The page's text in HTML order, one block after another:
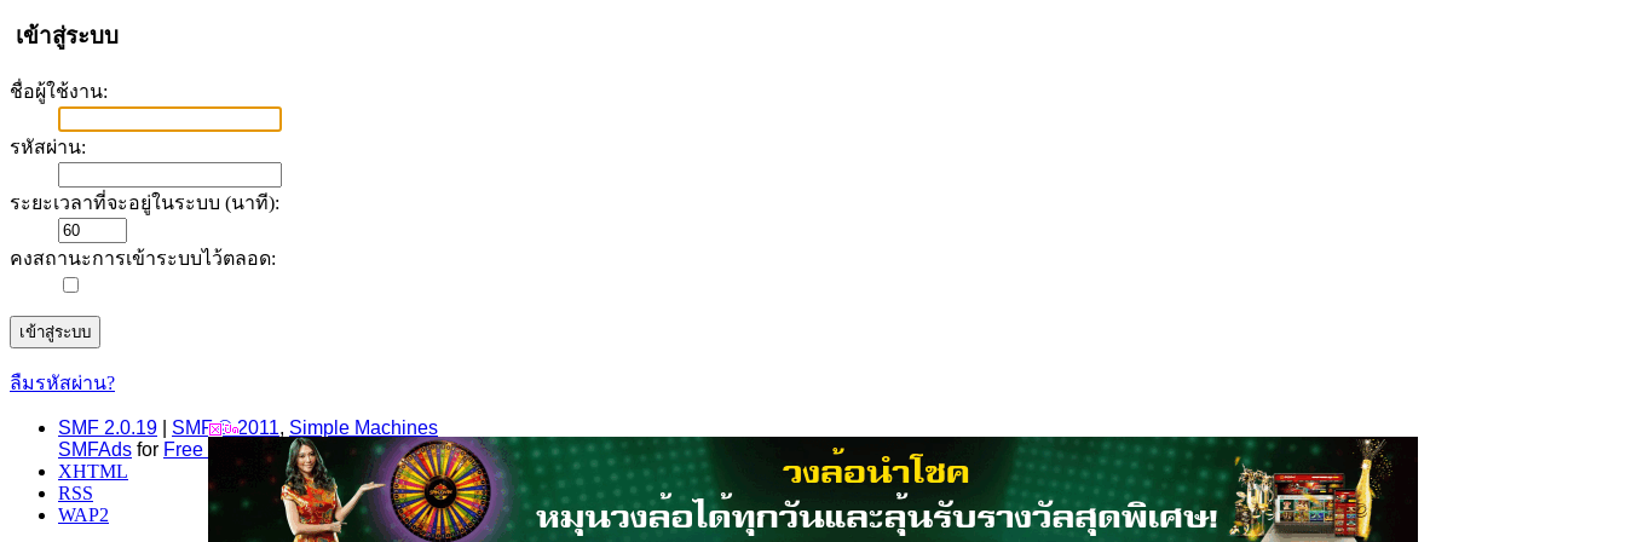
เข้าสู่ระบบ
ชื่อผู้ใช้งาน:
รหัสผ่าน:
ระยะเวลาที่จะอยู่ในระบบ (นาที):
คงสถานะการเข้าระบบไว้ตลอด:
ลืมรหัสผ่าน?
SMF 2.0.19 SMF © 2011, Simple Machines
SMFAds for Free Forums
XHTML
RSS
WAP2